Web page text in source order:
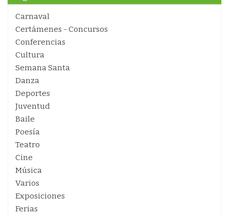
Carnaval
Certámenes - Concursos
Conferencias
Cultura
Semana Santa
Danza
Deportes
Juventud
Baile
Poesía
Teatro
Cine
Música
Varios
Exposiciones
Ferias